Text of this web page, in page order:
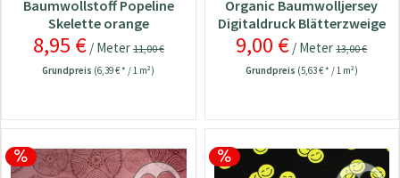
Baumwollstoff Popeline
Skelette orange
8,95 €/ Meter11,00 €
Grundpreis (6,39 € * / 1 m²)
Organic Baumwolljersey
Digitaldruck Blätterzweige
9,00 € / Meter13,00 €
Grundpreis (5,63 € * / 1 m²)